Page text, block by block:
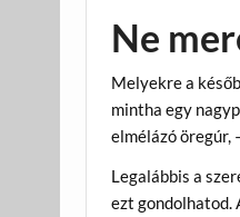
Ne
Melyekre a
mintha egy
elmélázó öregúr,
Legalábbis a
ezt gondolhatod.